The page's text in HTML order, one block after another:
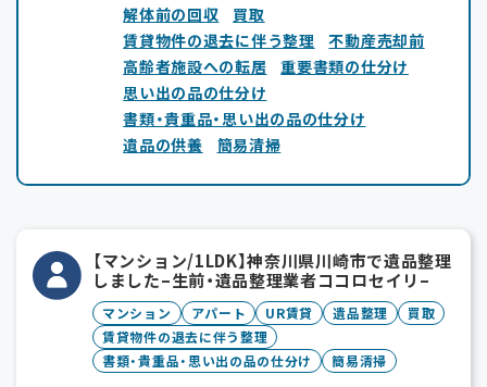
解体前の回収
買取
賃貸物件の退去に伴う整理
不動産売却前
高齢者施設への転居
重要書類の仕分け
思い出の品の仕分け
書類・貴重品・思い出の品の仕分け
遺品の供養
簡易清掃
【マンション/1LDK】神奈川県川崎市で遺品整理
しました–生前・遺品整理業者ココロセイリ–
マンション アパート UR賃貸 遺品整理
買取
賃貸物件の退去に伴う整理
書類・貴重品・思い出の品の仕分け
簡易清掃